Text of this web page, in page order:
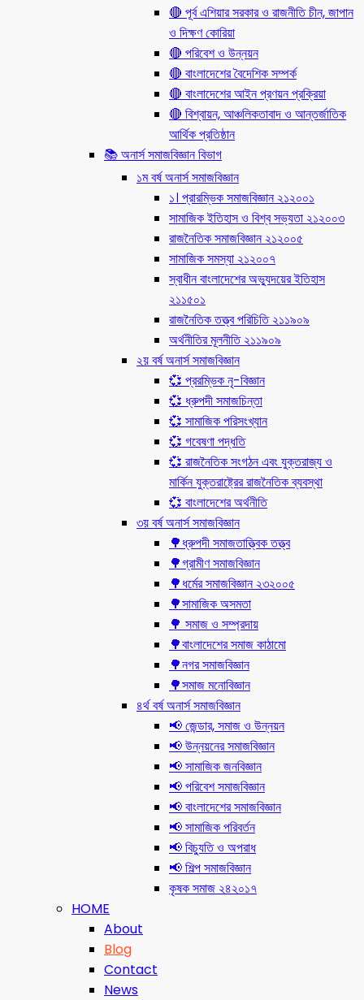
🔴 পূর্ব এশিয়ার সরকার ও রাজনীতি চীন, জাপান
ও দিক্ষণ কোরিয়া
🔴 পরিবেশ ও উন্নয়ন
🔴 বাংলাদেশের বৈদেশিক সম্পর্ক
🔴 বাংলাদেশের আইন প্রণয়ন প্রক্রিয়া
🔴 বিশ্বায়ন, আঞ্চলিকতাবাদ ও আন্তর্জাতিক
আর্থিক প্রতিষ্ঠান
📚 অনার্স সমাজবিজ্ঞান বিভাগ
১ম বর্ষ অনার্স সমাজবিজ্ঞান
১। প্রারম্ভিক সমাজবিজ্ঞান ২১২০০১
সামাজিক ইতিহাস ও বিশ্ব সভ্যতা ২১২০০৩
রাজনৈতিক সমাজবিজ্ঞান ২১২০০৫
সামাজিক সমস্যা ২১২০০৭
স্বাধীন বাংলাদেশের অভ্যুদয়ের ইতিহাস
২১১৫০১
রাজনৈতিক তত্ত্ব পরিচিতি ২১১৯০৯
অর্থনীতির মূলনীতি ২১১৯০৯
২য় বর্ষ অনার্স সমাজবিজ্ঞান
💞 প্ররম্ভিক নৃ-বিজ্ঞান
💞 ধ্রুপদী সমাজচিন্তা
💞 সামাজিক পরিসংখ্যান
💞 গবেষণা পদ্ধতি
💞 রাজনৈতিক সংগঠন এবং যুক্তরাজ্য ও
মার্কিন যুক্তরাষ্ট্রের রাজনৈতিক ব্যবস্থা
💞 বাংলাদেশের অর্থনীতি
৩য় বর্ষ অনার্স সমাজবিজ্ঞান
🌳ধ্রুপদী সমাজতাত্ত্বিক তত্ত্ব
🌳গ্রামীণ সমাজবিজ্ঞান
🌳ধর্মের সমাজবিজ্ঞান ২৩২০০৫
🌳সামাজিক অসমতা
🌳 সমাজ ও সম্প্রদায়
🌳বাংলাদেশের সমাজ কাঠামো
🌳নগর সমাজবিজ্ঞান
🌳সমাজ মনোবিজ্ঞান
৪র্থ বর্ষ অনার্স সমাজবিজ্ঞান
📢 জেন্ডার, সমাজ ও উন্নয়ন
📢 উন্নয়নের সমাজবিজ্ঞান
📢 সামাজিক জনবিজ্ঞান
📢 পরিবেশ সমাজবিজ্ঞান
📢 বাংলাদেশের সমাজবিজ্ঞান
📢 সামাজিক পরিবর্তন
📢 বিচ্যুতি ও অপরাধ
📢 শিল্প সমাজবিজ্ঞান
কৃষক সমাজ ২৪২০১৭
HOME
About
Blog
Contact
News